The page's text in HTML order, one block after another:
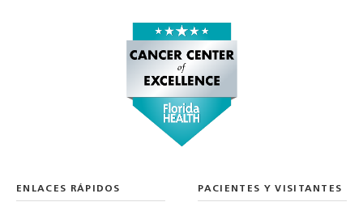
ENLACES RÁPIDOS PACIENTES Y VISITANTES